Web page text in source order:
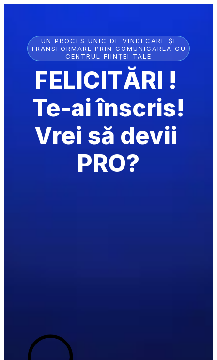
FELICITĂRI !
Te-ai înscris!
Vrei să devii
PRO?
UN PROCES UNIC DE VINDECARE ȘI
TRANSFORMARE PRIN COMUNICAREA CU
CENTRUL FIINȚEI TALE